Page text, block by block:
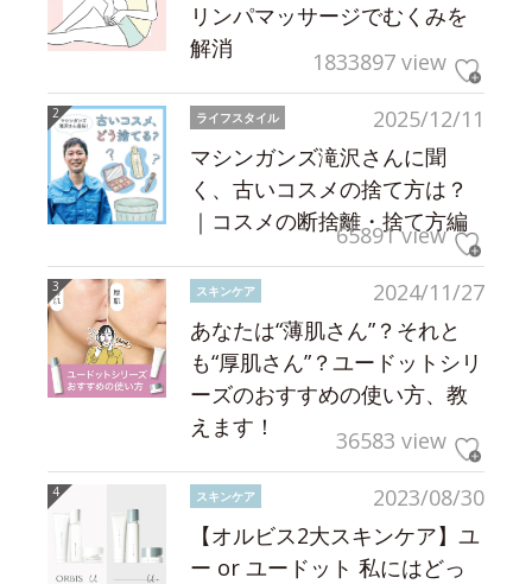
リンパマッサージでむくみを
解消
1833897 view
2025/12/11
ライフスタイル
マシンガンズ滝沢さんに聞
く、古いコスメの捨て方は？
｜コスメの断捨離・捨て方編
65891 view
2024/11/27
スキンケア
あなたは“薄肌さん”？それと
も“厚肌さん”？ユードットシリ
ーズのおすすめの使い方、教
えます！
36583 view
2023/08/30
スキンケア
【オルビス2大スキンケア】ユ
ー or ユードット 私にはどっ